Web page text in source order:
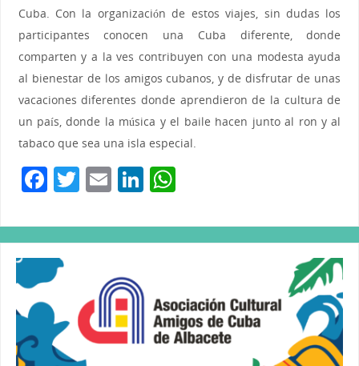
Cuba. Con la organización de estos viajes, sin dudas los
participantes conocen una Cuba diferente, donde
comparten y a la ves contribuyen con una modesta ayuda
al bienestar de los amigos cubanos, y de disfrutar de unas
vacaciones diferentes donde aprendieron de la cultura de
un país, donde la música y el baile hacen junto al ron y al
tabaco que sea una isla especial.
F
c
e
b
o
o
k
T
itt
E
ai
Li
k
n
W
at
p
p